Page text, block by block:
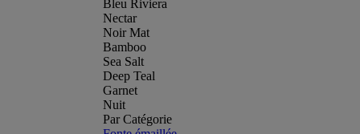
Bleu Riviera
Nectar
Noir Mat
Bamboo
Sea Salt
Deep Teal
Garnet
Nuit
Par Catégorie